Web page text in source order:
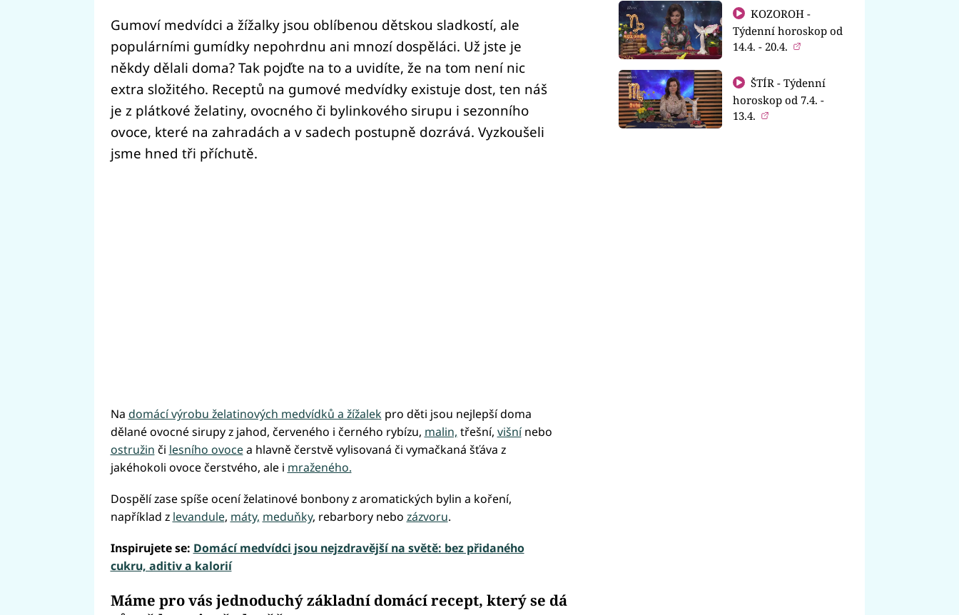
Gumoví medvídci a žížalky jsou oblíbenou dětskou sladkostí, ale
populárními gumídky nepohrdnu ani mnozí dospěláci. Už jste je
někdy dělali doma? Tak pojďte na to a uvidíte, že na tom není nic
extra složitého. Receptů na gumové medvídky existuje dost, ten náš
je z plátkové želatiny, ovocného či bylinkového sirupu i sezonního
ovoce, které na zahradách a v sadech postupně dozrává. Vyzkoušeli
jsme hned tři příchutě.
Na domácí výrobu želatinových medvídků a žížalek pro děti jsou nejlepší doma
dělané ovocné sirupy z jahod, červeného i černého rybízu, malin, třešní, višnínebo
ostružin či lesního ovocea hlavně čerstvě vylisovaná či vymačkaná šťáva z
jakéhokoli ovoce čerstvého, ale i mraženého.
Dospělí zase spíše ocení želatinové bonbony z aromatických bylin a koření,
například z levandule, máty, meduňky, rebarbory nebo zázvoru.
Inspirujete se: Domácí medvídci jsou nejzdravější na světě: bez přidaného
cukru, aditiv a kalorií
Máme pro vás jednoduchý základní domácí recept, který se dá
KOZOROH -
Týdenní horoskop od
14.4. - 20.4.
ŠTÍR - Týdenní
horoskop od 7.4. -
13.4.